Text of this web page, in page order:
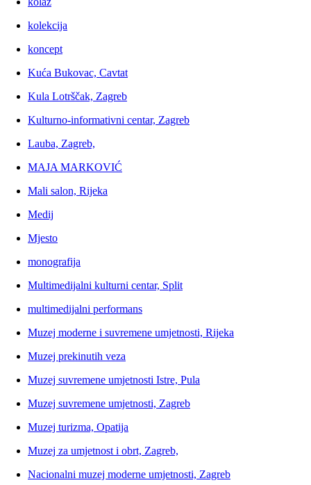
kolekcija
koncept
Kuća Bukovac, Cavtat
Kula Lotrščak, Zagreb
Kulturno-informativni centar, Zagreb
Lauba, Zagreb,
MAJA MARKOVIĆ
Mali salon, Rijeka
Medij
Mjesto
monografija
Multimedijalni kulturni centar, Split
multimedijalni performans
Muzej moderne i suvremene umjetnosti, Rijeka
Muzej prekinutih veza
Muzej suvremene umjetnosti Istre, Pula
Muzej suvremene umjetnosti, Zagreb
Muzej turizma, Opatija
Muzej za umjetnost i obrt, Zagreb,
Nacionalni muzej moderne umjetnosti, Zagreb